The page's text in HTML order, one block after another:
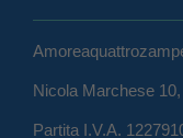
Nicola Marchese
Partita I.V.A.